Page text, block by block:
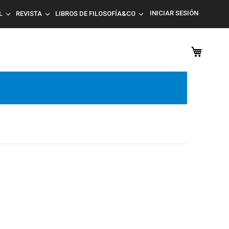
REVISTA LIBROS DE FILOSOFÍA&CO INICIAR SESIÓN